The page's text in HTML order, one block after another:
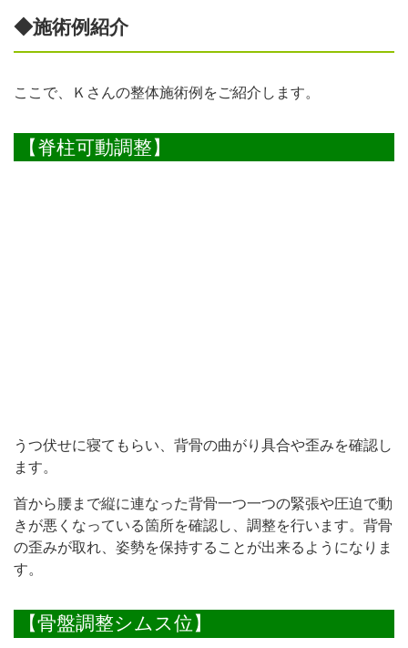
◆施術例紹介
ここで、Ｋさんの整体施術例をご紹介します。
【脊柱可動調整】
うつ伏せに寝てもらい、背骨の曲がり具合や歪みを確認し
ます。
首から腰まで縦に連なった背骨一つ一つの緊張や圧迫で動
きが悪くなっている箇所を確認し、調整を行います。背骨
の歪みが取れ、姿勢を保持することが出来るようになりま
す。
【骨盤調整シムス位】